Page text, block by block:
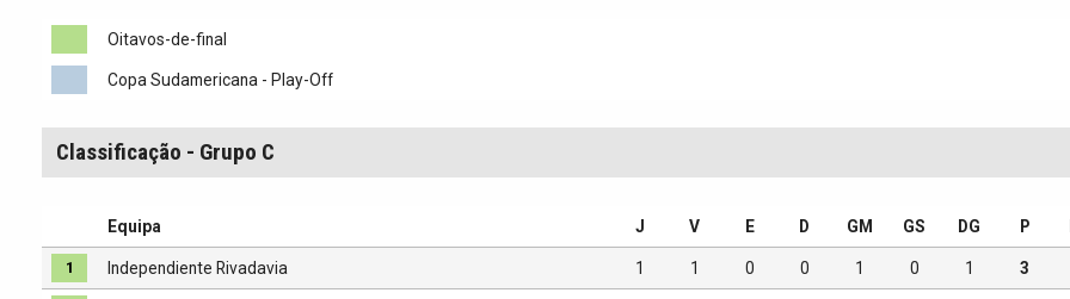
Oitavos-de-final
Copa Sudamericana - Play-Off
Classificação - Grupo C
Equipa J V E D GM GS DG P
1 Independiente Rivadavia 1 1 0 0 1 0 1 3